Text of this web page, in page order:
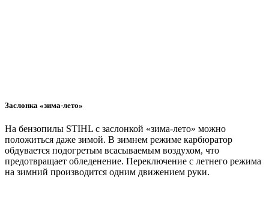
Заслонка «зима-лето»
На бензопилы STIHL с заслонкой «зима-лето» можно
положиться даже зимой. В зимнем режиме карбюратор
обдувается подогретым всасываемым воздухом, что
предотвращает обледенение. Переключение с летнего режима
на зимний производится одним движением руки.